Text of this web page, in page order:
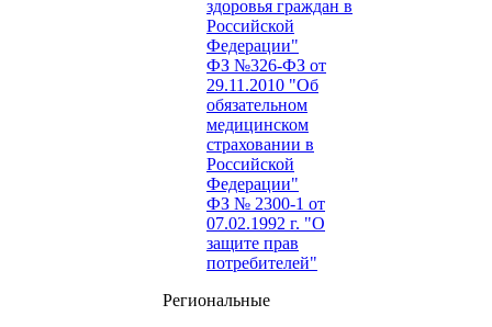
здоровья граждан в
Российской
Федерации"
ФЗ №326-ФЗ от
29.11.2010 "Об
обязательном
медицинском
страховании в
Российской
Федерации"
ФЗ № 2300-1 от
07.02.1992 г. "О
защите прав
потребителей"
Региональные